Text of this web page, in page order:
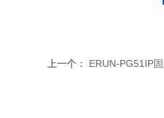
上一个： ERUN-PG51IP